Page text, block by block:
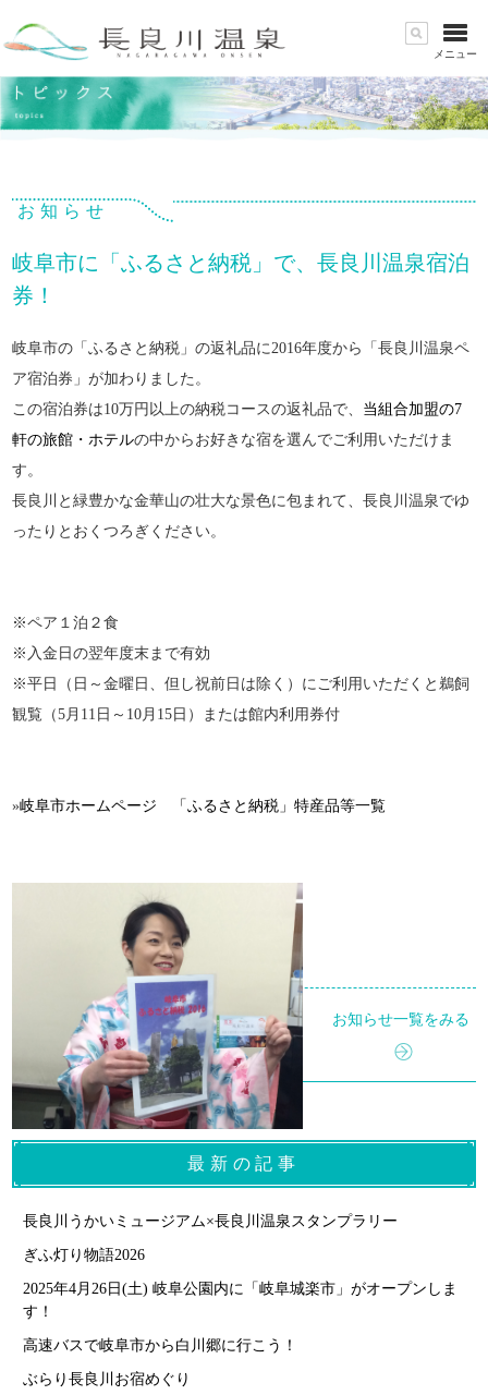
メニュー
お知らせ
岐阜市に「ふるさと納税」で、長良川温泉宿泊
券！
岐阜市の「ふるさと納税」の返礼品に2016年度から「長良川温泉ペ
ア宿泊券」が加わりました。
この宿泊券は10万円以上の納税コースの返礼品で、 当組合加盟の7
軒の旅館・ホテルの中からお好きな宿を選んでご利用いただけま
す。
長良川と緑豊かな金華山の壮大な景色に包まれて、長良川温泉でゆ
ったりとおくつろぎください。
※ペア１泊２食
※入金日の翌年度末まで有効
※平日（日～金曜日、但し祝前日は除く）にご利用いただくと鵜飼
観覧（5月11日～10月15日）または館内利用券付
»岐阜市ホームページ 「ふるさと納税」特産品等一覧
お知らせ一覧をみる
最新の記事
長良川うかいミュージアム×長良川温泉スタンプラリー
ぎふ灯り物語2026
2025年4月26日(土) 岐阜公園内に「岐阜城楽市」がオープンしま
す！
高速バスで岐阜市から白川郷に行こう！
ぶらり長良川お宿めぐり